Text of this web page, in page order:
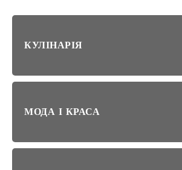
КУЛІНАРІЯ
МОДА І КРАСА